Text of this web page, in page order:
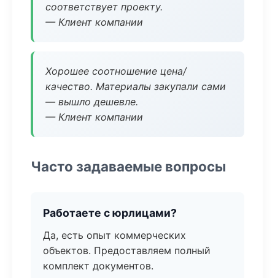
соответствует проекту.
— Клиент компании
Хорошее соотношение цена/
качество. Материалы закупали сами
— вышло дешевле.
— Клиент компании
Часто задаваемые вопросы
Работаете с юрлицами?
Да, есть опыт коммерческих
объектов. Предоставляем полный
комплект документов.